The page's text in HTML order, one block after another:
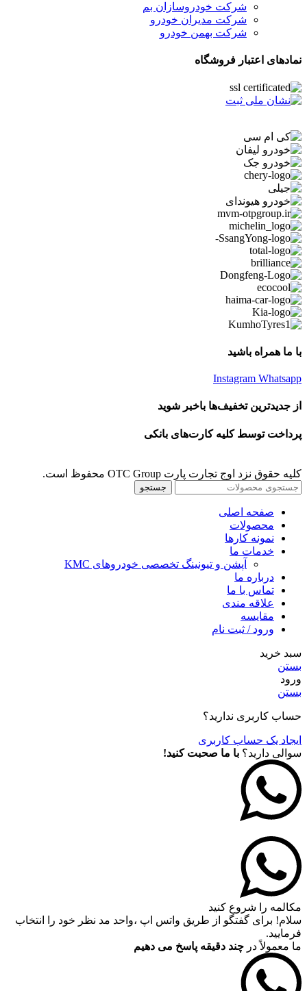
شرکت خودروسازان بم
شرکت مدیران خودرو
شرکت بهمن خودرو
نمادهای اعتبار فروشگاه
با ما همراه باشید
Instagram Whatsapp
از جدیدترین تخفیف‌ها باخبر شوید
پرداخت توسط کلیه کارت‌های بانکی
کلیه حقوق نزد اوج تجارت پارت OTC Group محفوظ است.
جستجو
صفحه اصلی
محصولات
نمونه کارها
خدمات ما
آپشن و تیونینگ تخصصی خودروهای KMC
درباره ما
تماس با ما
علاقه مندی
مقايسه
ورود / ثبت نام
سبد خرید
بستن
ورود
بستن
حساب کاربری ندارید؟
ایجاد یک حساب کاربری
سوالی دارید؟ با ما صحبت کنید!
مکالمه را شروع کنید
سلام! برای گفتگو از طریق واتس اپ ،واحد مد نظر خود را انتخاب
فرمایید.
ما معمولاً در چند دقیقه پاسخ می دهیم